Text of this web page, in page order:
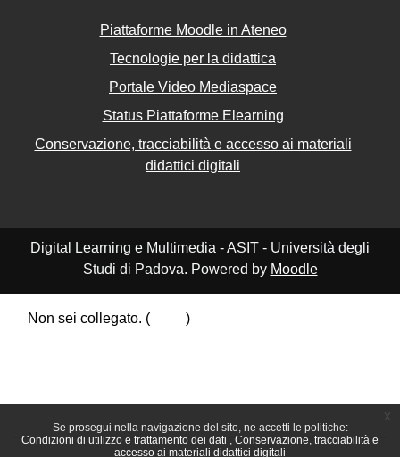
Se prosegui nella navigazione del sito, ne accetti le politiche:
Condizioni di utilizzo e trattamento dei dati
Conservazione, tracciabilità e
accesso ai materiali didattici digitali
Piattaforme Moodle in Ateneo
Tecnologie per la didattica
Portale Video Mediaspace
Status Piattaforme Elearning
Conservazione, tracciabilità e accesso ai materiali
didattici digitali
Digital Learning e Multimedia - ASIT - Università degli
Studi di Padova. Powered by Moodle
Non sei collegato. (
)